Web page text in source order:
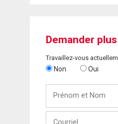
Demander
Travaillez-vous
Non Oui
Nom